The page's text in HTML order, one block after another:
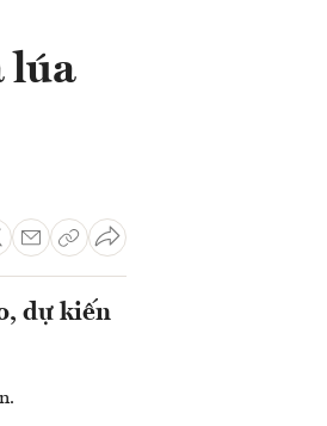
lúa
dự kiến